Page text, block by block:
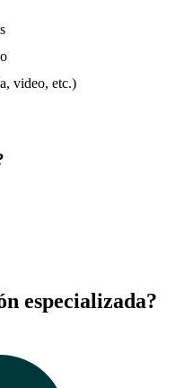
video, etc.)
especializada?